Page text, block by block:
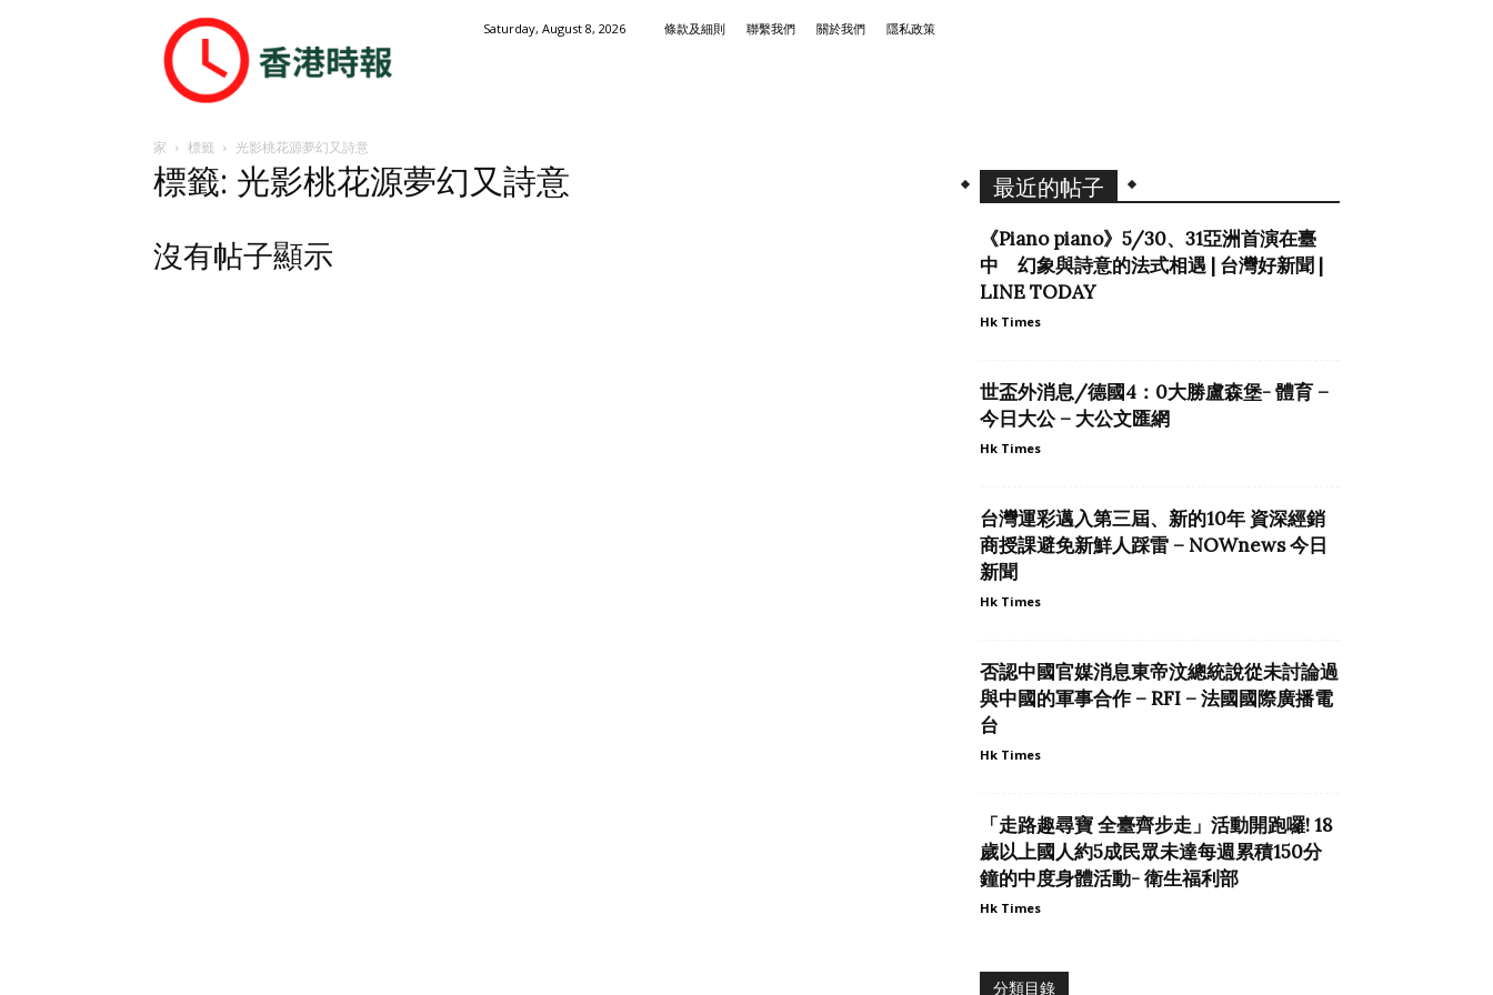
港
時
Saturday, August 8, 2026 條款及細則 聯繫我們 關於我們 隱私政策
家 標籤 光影桃花源夢幻又詩意
標籤: 光影桃花源夢幻又詩意
沒有帖子顯示
最近的帖子
《Piano piano》5/30、31亞洲首演在臺
中 幻象與詩意的法式相遇 | 台灣好新聞 |
LINE TODAY
Hk Times
世盃外消息/德國4：0大勝盧森堡- 體育 –
今日大公 – 大公文匯網
Hk Times
台灣運彩邁入第三屆、新的10年 資深經銷
商授課避免新鮮人踩雷 – NOWnews 今日
新聞
Hk Times
否認中國官媒消息東帝汶總統說從未討論過
與中國的軍事合作 – RFI – 法國國際廣播電
台
Hk Times
「走路趣尋寶 全臺齊步走」活動開跑囉! 18
歲以上國人約5成民眾未達每週累積150分
鐘的中度身體活動- 衛生福利部
Hk Times
分類目錄